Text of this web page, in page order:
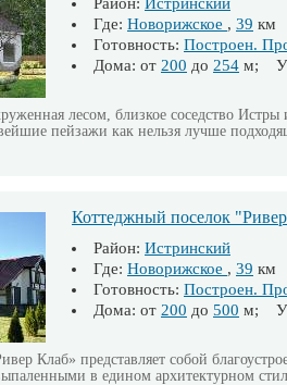
Где: Новорижское , 39 км
Готовность: Построен.
Дома: от 200 до 254 м;
лесом, близкое соседство
пейзажи как нельзя лучше
Коттеджный поселок
Район: Истринский
Где: Новорижское , 39 км
Готовность: Построен.
Дома: от 200 до 500 м;
Клаб» представляет собой
в едином архитектурном